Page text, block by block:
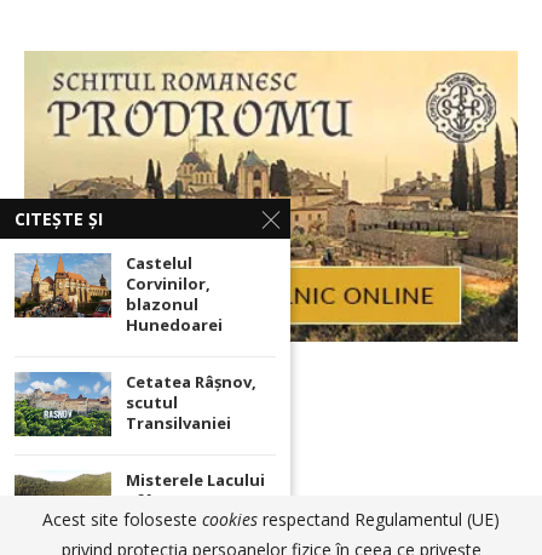
Ortodoxia.me Cinema.ro
CITEȘTE ȘI
Castelul
Corvinilor,
blazonul
Hunedoarei
Cetatea Râșnov,
scutul
Transilvaniei
Misterele Lacului
Sfânta Ana. Cum
își dau seama
locuitorii că vine
Acest site foloseste cookies respectand Regulamentul (UE)
privind protecția persoanelor fizice în ceea ce privește